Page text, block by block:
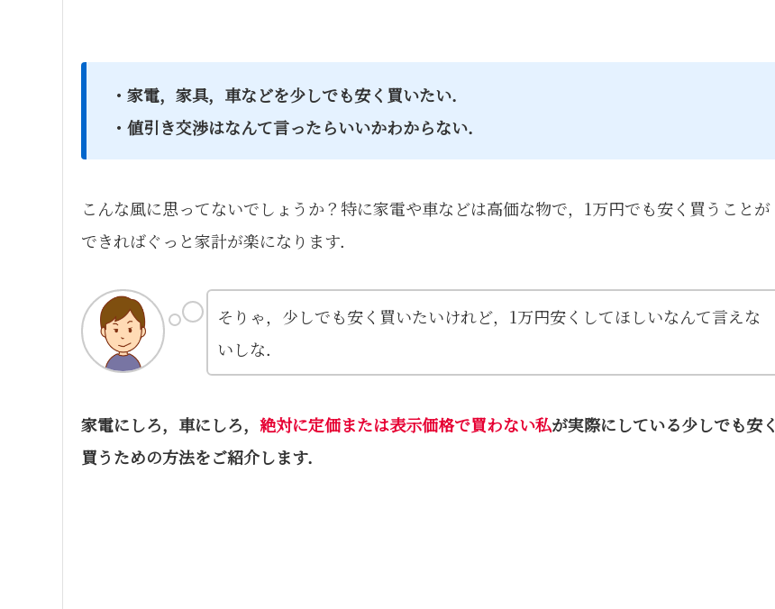
・家電，家具，車などを少しでも安く買いたい．
・値引き交渉はなんて言ったらいいかわからない．
こんな風に思ってないでしょうか？特に家電や車などは高価な物で，1万円でも安く買うことが
できればぐっと家計が楽になります．
そりゃ，少しでも安く買いたいけれど，1万円安くしてほしいなんて言えな
いしな．
家電にしろ，車にしろ， 絶対に定価または表示価格で買わない私が実際にしている少しでも安く
買うための方法をご紹介します．